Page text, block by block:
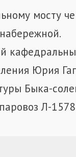
мосту
Юрия
Быка-
Л-